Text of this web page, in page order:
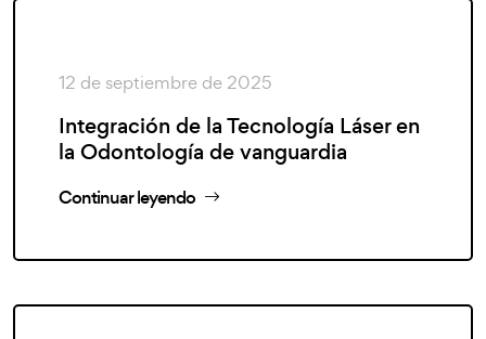
12 de septiembre de 2025
Integración de la Tecnología Láser en
la Odontología de vanguardia
Continuar leyendo